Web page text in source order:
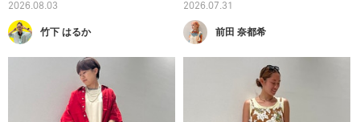
2026.08.03
竹下 はるか
2026.07.31
前田 奈都希